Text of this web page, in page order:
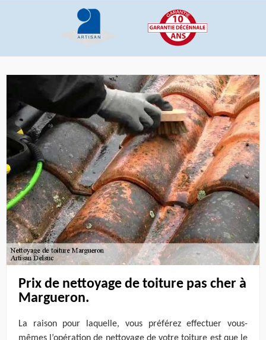
Prix de nettoyage de toiture pas cher à
Margueron.
La raison pour laquelle, vous préférez effectuer vous-